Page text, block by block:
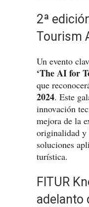
2ª
Tourism
Un evento
‘The AI for
que
2024. Este
innovación
mejora de la
originalidad y
soluciones
turística.
FITUR
adelanto